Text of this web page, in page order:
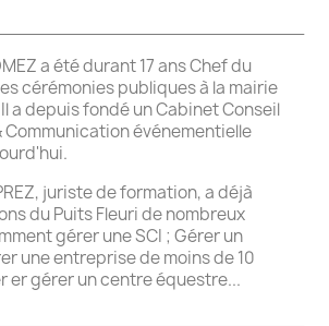
a été durant 17 ans Chef du
cérémonies publiques à la mairie
a depuis fondé un Cabinet Conseil
Communication événementielle
juriste de formation, a déjà
du Puits Fleuri de nombreux
gérer une SCI ; Gérer un
une entreprise de moins de 10
er gérer un centre équestre...